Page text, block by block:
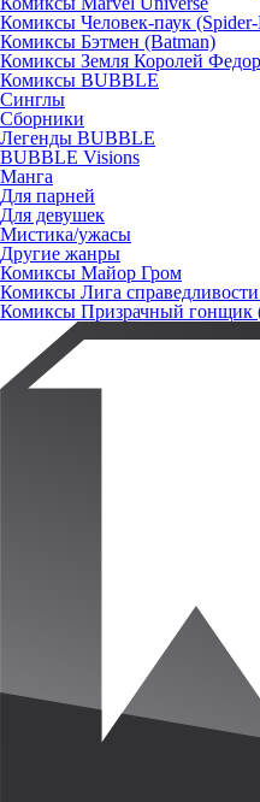
Комиксы Человек-паук
Комиксы Бэтмен (Batman)
Комиксы Земля Королей
Комиксы BUBBLE
Синглы
Сборники
Легенды BUBBLE
BUBBLE Visions
Манга
Для парней
Для девушек
Мистика/ужасы
Другие жанры
Комиксы Майор Гром
Комиксы Лига справедливости
Комиксы Призрачный гонщик